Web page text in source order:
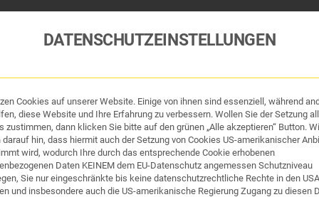
DATENSCHUTZEINSTELLUNGEN
Cookies auf unserer Website. Einige von ihnen sind essenziell, während
diese Website und Ihre Erfahrung zu verbessern. Wollen Sie der Setzung
zustimmen, dann klicken Sie bitte auf den grünen „Alle akzeptieren“ Button.
hin, dass hiermit auch der Setzung von Cookies US-amerikanischer
wird, wodurch Ihre durch das entsprechende Cookie erhobenen
Daten KEINEM dem EU-Datenschutz angemessen Schutzniveau
Sie nur eingeschränkte bis keine datenschutzrechtliche Rechte in den USA
und insbesondere auch die US-amerikanische Regierung Zugang zu diesen